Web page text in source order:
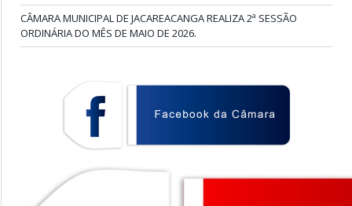
CÂMARA MUNICIPAL DE JACAREACANGA REALIZA 2ª SESSÃO
ORDINÁRIA DO MÊS DE MAIO DE 2026.